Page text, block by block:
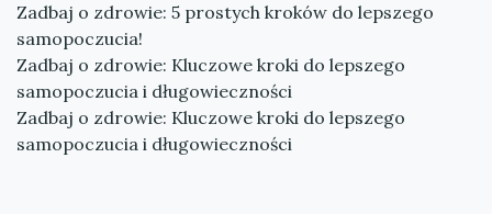
Zadbaj o zdrowie: 5 prostych kroków do lepszego
samopoczucia!
Zadbaj o zdrowie: Kluczowe kroki do lepszego
samopoczucia i długowieczności
Zadbaj o zdrowie: Kluczowe kroki do lepszego
samopoczucia i długowieczności